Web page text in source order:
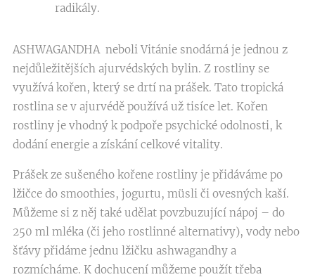
radikály.
ASHWAGANDHA neboli Vitánie snodárná je jednou z
nejdůležitějších ajurvédských bylin. Z rostliny se
využívá kořen, který se drtí na prášek. Tato tropická
rostlina se v ajurvédě používá už tisíce let. Kořen
rostliny je vhodný k podpoře psychické odolnosti, k
dodání energie a získání celkové vitality.
Prášek ze sušeného kořene rostliny je přidáváme po
lžičce do smoothies, jogurtu, müsli či ovesných kaší.
Můžeme si z něj také udělat povzbuzující nápoj – do
250 ml mléka (či jeho rostlinné alternativy), vody nebo
šťávy přidáme jednu lžičku ashwagandhy a
rozmícháme. K dochucení můžeme použít třeba